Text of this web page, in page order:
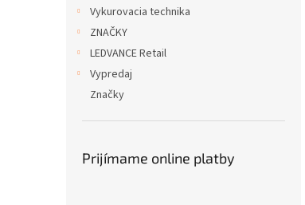
Vykurovacia technika
ZNAČKY
LEDVANCE Retail
Vypredaj
Značky
Prijímame online platby